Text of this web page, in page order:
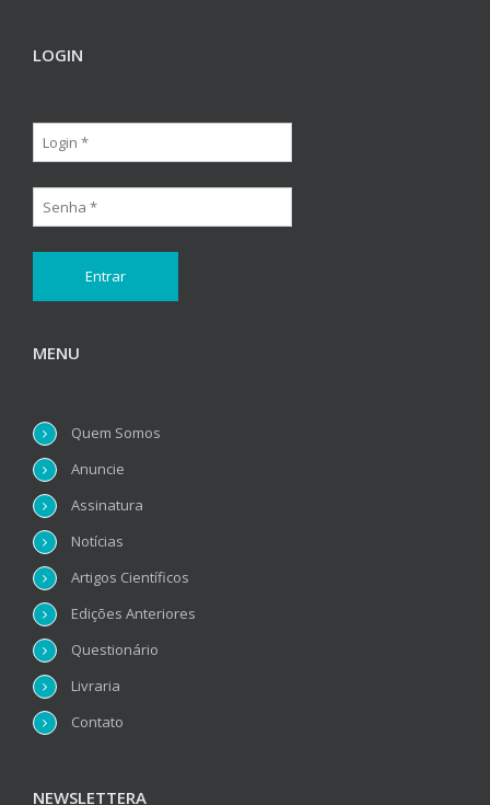
LOGIN
MENU
Quem Somos
Anuncie
Assinatura
Notícias
Artigos Científicos
Edições Anteriores
Questionário
Livraria
Contato
NEWSLETTERA